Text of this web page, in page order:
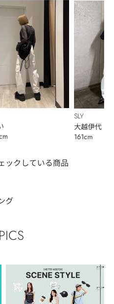
SLY
大越伊代
161cm
ックしている商品
グ